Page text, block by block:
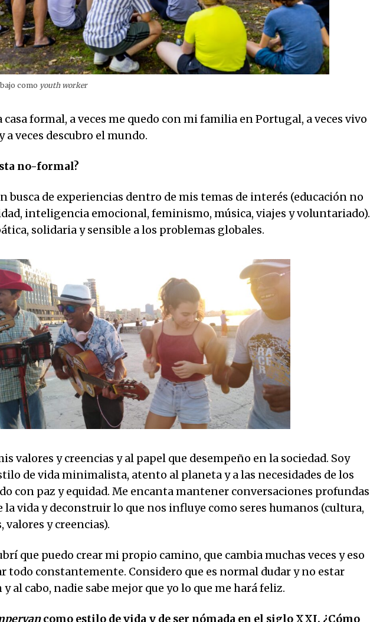
como youth worker
formal, a veces me quedo con mi familia en Portugal, a veces vivo
veces descubro el mundo.
no-formal?
busca de experiencias dentro de mis temas de interés (educación no
inteligencia emocional, feminismo, música, viajes y voluntariado).
solidaria y sensible a los problemas globales.
valores y creencias y al papel que desempeño en la sociedad. Soy
de vida minimalista, atento al planeta y a las necesidades de los
con paz y equidad. Me encanta mantener conversaciones profundas
la vida y deconstruir lo que nos influye como seres humanos (cultura,
valores y creencias).
que puedo crear mi propio camino, que cambia muchas veces y eso
todo constantemente. Considero que es normal dudar y no estar
al cabo, nadie sabe mejor que yo lo que me hará feliz.
como estilo de vida y de ser nómada en el siglo XXI. ¿Cómo